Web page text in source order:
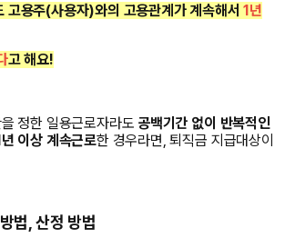
고용주(사용자)와의 고용관계가 계속해서1년
고 해요!
정한 일용근로자라도 공백기간 없이 반복적인
이상 계속근로한 경우라면, 퇴직금 지급대상이
법, 산정 방법